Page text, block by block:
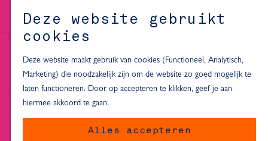
Deze website gebruikt
cookies
Deze website maakt gebruik van cookies (Functioneel, Analytisch,
Marketing) die noodzakelijk zijn om de website zo goed mogelijk te
laten functioneren. Door op accepteren te klikken, geef je aan
hiermee akkoord te gaan.
Alles accepteren
M
e
n
u
Inspiratie voor een dagje Delft
Dagje naar het strand
Fietsen in de omgeving van Delft
Must-see attracties in de buurt
van Delft
Blijven slapen